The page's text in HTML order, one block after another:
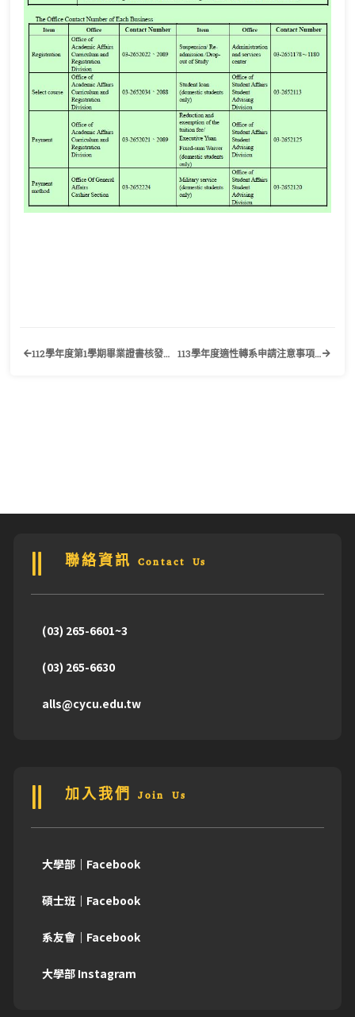
112學年度第1學期畢業證書核發作業公告 113學年度適性轉系申請注意事項及各學系錄取標準公告
聯絡資訊 Contact Us
(03) 265-6601~3
(03) 265-6630
alls@cycu.edu.tw
加入我們 Join Us
大學部｜Facebook
碩士班｜Facebook
系友會｜Facebook
大學部 Instagram